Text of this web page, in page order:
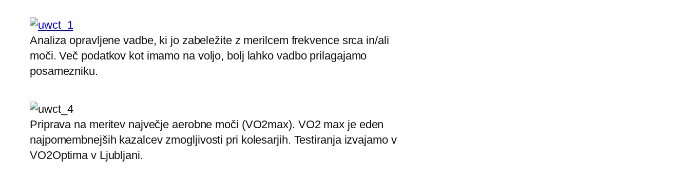
Analiza opravljene vadbe, ki jo zabeležite z merilcem frekvence srca in/ali
moči. Več podatkov kot imamo na voljo, bolj lahko vadbo prilagajamo
posamezniku.
Priprava na meritev največje aerobne moči (VO2max). VO2 max je eden
najpomembnejših kazalcev zmogljivosti pri kolesarjih. Testiranja izvajamo v
VO2Optima v Ljubljani.